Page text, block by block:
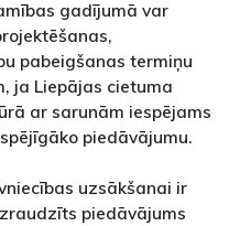
gadījumā var
pabeigšanas termiņu
ja Liepājas cietuma
ar sarunām iespējams
piedāvājumu.
uzsākšanai ir
piedāvājums